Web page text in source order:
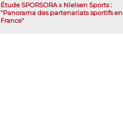
Étude SPORSORA x Nielsen Sports :
"Panorama des partenariats sportifs en
France"